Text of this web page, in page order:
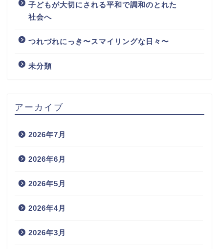
子どもが大切にされる平和で調和のとれた
社会へ
つれづれにっき〜スマイリングな日々〜
未分類
アーカイブ
2026年7月
2026年6月
2026年5月
2026年4月
2026年3月